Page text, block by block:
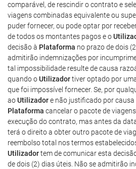
comparável, de rescindir o contrato e
viagens combinadas equivalente ou
puder fornecer, ou pode optar por
de todos os montantes pagos e o
decisão à Plataforma no prazo de dois
admitirão indemnizações por
tal impossibilidade resulte de causa
quando oUtilizadortiver optado por
que foi impossível fornecer. Se, por
aoUtilizadore não justificado por
Plataforma cancelar o pacote de
execução do contrato, mas antes da
terá o direito a obter outro pacote de
reembolso total nos termos
Utilizadortem de comunicar esta
de dois (2) dias úteis. Não se admitirão